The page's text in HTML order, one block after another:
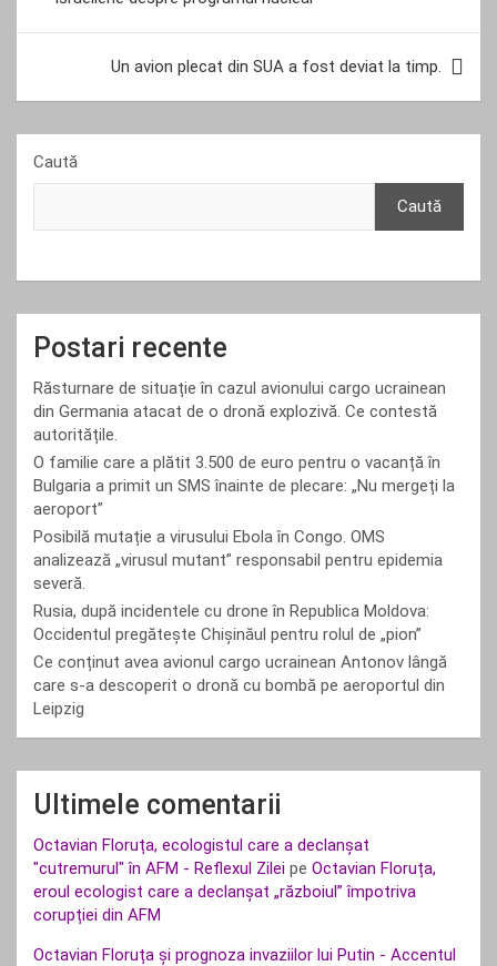
articole
Un avion plecat din SUA a fost deviat la timp.
Caută
Caută
Postari recente
Răsturnare de situație în cazul avionului cargo ucrainean
din Germania atacat de o dronă explozivă. Ce contestă
autoritățile.
O familie care a plătit 3.500 de euro pentru o vacanță în
Bulgaria a primit un SMS înainte de plecare: „Nu mergeți la
aeroport”
Posibilă mutație a virusului Ebola în Congo. OMS
analizează „virusul mutant” responsabil pentru epidemia
severă.
Rusia, după incidentele cu drone în Republica Moldova:
Occidentul pregătește Chișinăul pentru rolul de „pion”
Ce conținut avea avionul cargo ucrainean Antonov lângă
care s-a descoperit o dronă cu bombă pe aeroportul din
Leipzig
Ultimele comentarii
Octavian Floruța, ecologistul care a declanșat
"cutremurul" în AFM - Reflexul Zilei pe Octavian Floruța,
eroul ecologist care a declanșat „războiul” împotriva
corupției din AFM
Octavian Floruța și prognoza invaziilor lui Putin - Accentul